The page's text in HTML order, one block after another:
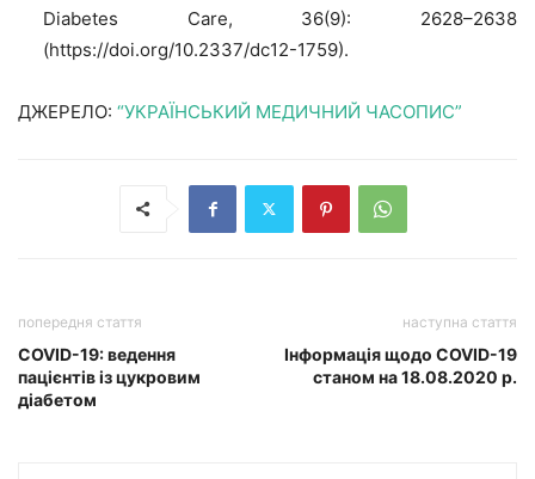
Diabetes Care, 36(9): 2628–2638
(https://doi.org/10.2337/dc12-1759).
ДЖЕРЕЛО: “УКРАЇНСЬКИЙ МЕДИЧНИЙ ЧАСОПИС”
попередня стаття
COVID-19: ведення
пацієнтів із цукровим
діабетом
наступна стаття
Інформація щодо COVID-19
станом на 18.08.2020 р.